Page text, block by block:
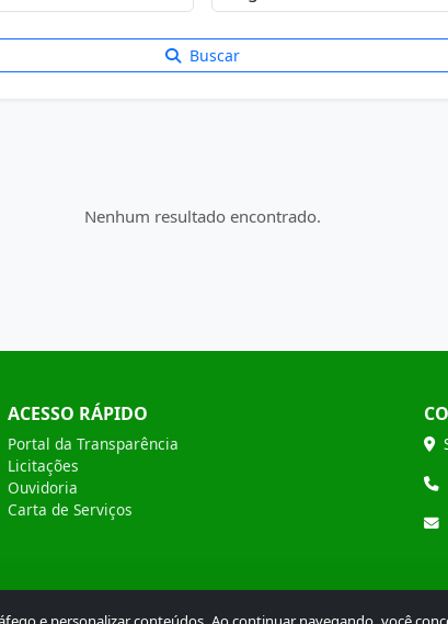
Buscar
Nenhum resultado encontrado.
ACESSO RÁPIDO
Portal da Transparência
Licitações
Ouvidoria
Carta de Serviços